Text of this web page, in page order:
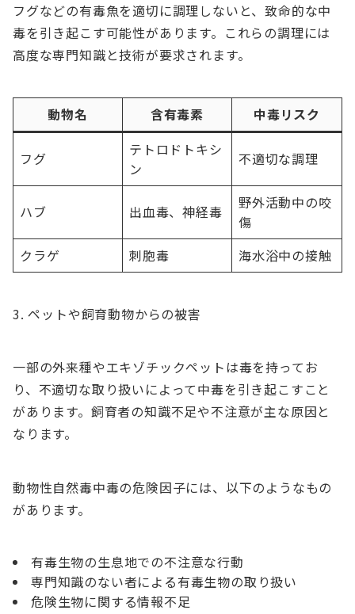
フグなどの有毒魚を適切に調理しないと、致命的な中
毒を引き起こす可能性があります。これらの調理には
高度な専門知識と技術が要求されます。
動物名 含有毒素 中毒リスク
フグ
テトロドトキシ
ン
不適切な調理
ハブ 出血毒、神経毒
野外活動中の咬
傷
クラゲ
刺胞毒 海水浴中の接触
ペットや飼育動物からの被害
一部の外来種やエキゾチックペットは毒を持ってお
り、不適切な取り扱いによって中毒を引き起こすこと
があります。飼育者の知識不足や不注意が主な原因と
なります。
動物性自然毒中毒の危険因子には、以下のようなもの
があります。
有毒生物の生息地での不注意な行動
専門知識のない者による有毒生物の取り扱い
危険生物に関する情報不足